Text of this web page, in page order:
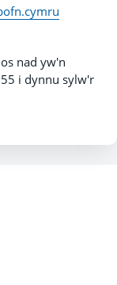
nad yw'n
i dynnu sylw'r